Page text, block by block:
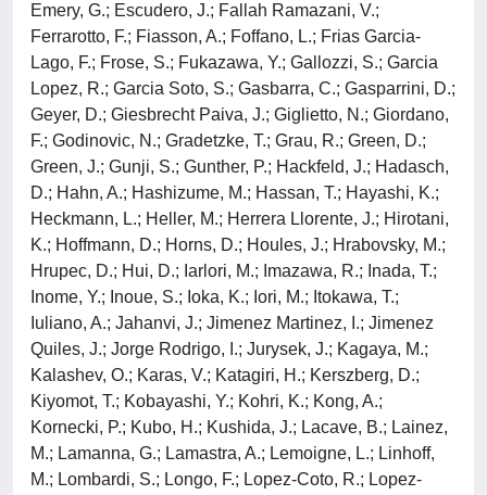
Emery, G.; Escudero, J.; Fallah Ramazani, V.;
Ferrarotto, F.; Fiasson, A.; Foffano, L.; Frias Garcia-
Lago, F.; Frose, S.; Fukazawa, Y.; Gallozzi, S.; Garcia
Lopez, R.; Garcia Soto, S.; Gasbarra, C.; Gasparrini, D.;
Geyer, D.; Giesbrecht Paiva, J.; Giglietto, N.; Giordano,
F.; Godinovic, N.; Gradetzke, T.; Grau, R.; Green, D.;
Green, J.; Gunji, S.; Gunther, P.; Hackfeld, J.; Hadasch,
D.; Hahn, A.; Hashizume, M.; Hassan, T.; Hayashi, K.;
Heckmann, L.; Heller, M.; Herrera Llorente, J.; Hirotani,
K.; Hoffmann, D.; Horns, D.; Houles, J.; Hrabovsky, M.;
Hrupec, D.; Hui, D.; Iarlori, M.; Imazawa, R.; Inada, T.;
Inome, Y.; Inoue, S.; Ioka, K.; Iori, M.; Itokawa, T.;
Iuliano, A.; Jahanvi, J.; Jimenez Martinez, I.; Jimenez
Quiles, J.; Jorge Rodrigo, I.; Jurysek, J.; Kagaya, M.;
Kalashev, O.; Karas, V.; Katagiri, H.; Kerszberg, D.;
Kiyomot, T.; Kobayashi, Y.; Kohri, K.; Kong, A.;
Kornecki, P.; Kubo, H.; Kushida, J.; Lacave, B.; Lainez,
M.; Lamanna, G.; Lamastra, A.; Lemoigne, L.; Linhoff,
M.; Lombardi, S.; Longo, F.; Lopez-Coto, R.; Lopez-